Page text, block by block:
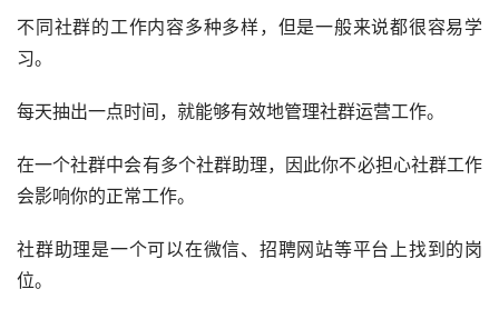
不同社群的工作内容多种多样，但是一般来说都很容易学
习。
每天抽出一点时间，就能够有效地管理社群运营工作。
在一个社群中会有多个社群助理，因此你不必担心社群工作
会影响你的正常工作。
社群助理是一个可以在微信、招聘网站等平台上找到的岗
位。